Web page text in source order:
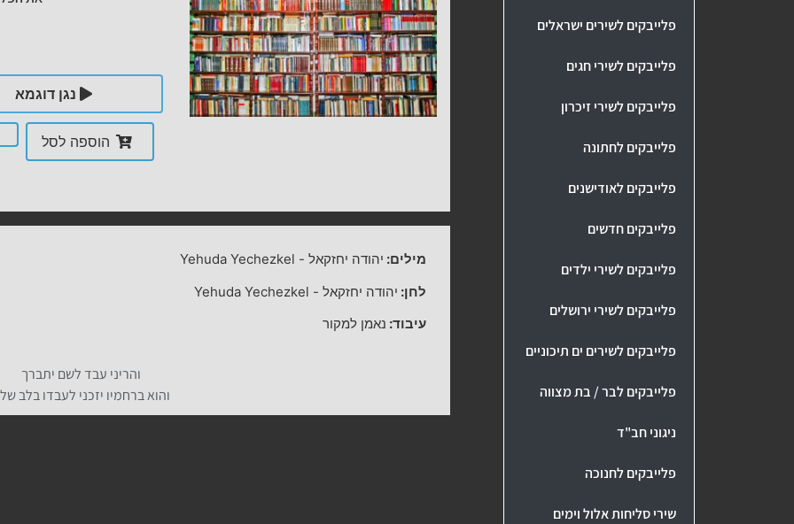
פלייבקים לשירים ישראלים
פלייבקים לשירי חגים
פלייבקים לשירי זיכרון
פלייבקים לחתונה
פלייבקים לאודישנים
פלייבקים חדשים
פלייבקים לשירי ילדים
פלייבקים לשירי ירושלים
פלייבקים לשירים ים תיכוניים
פלייבקים לבר / בת מצווה
ניגוני חב"ד
פלייבקים לחנוכה
שירי סליחות אלול וימים
נגן דוגמא
הוספה לסל
מילים: יהודה יחזקאל-
Yehuda Yechezkel
לחן: יהודה יחזקאל-
Yehuda Yechezkel
עיבוד: נאמן למקור
והריני עבד לשם יתברך
והוא ברחמיו יזכני לעבדו בלב